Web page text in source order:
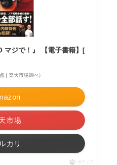
マジで！』 【電子書籍】[
| 楽天市場調べ）
市場
カリ
ポチップ